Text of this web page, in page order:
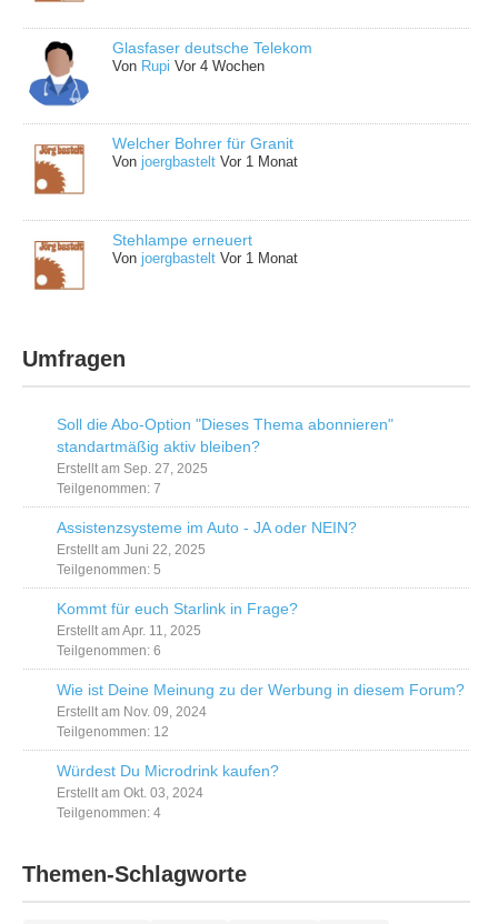
Glasfaser deutsche Telekom
Von Rupi Vor 4 Wochen
Welcher Bohrer für Granit
Vonjoergbastelt Vor 1 Monat
Stehlampe erneuert
Vonjoergbastelt Vor 1 Monat
Umfragen
Soll die Abo-Option "Dieses Thema abonnieren"
standartmäßig aktiv bleiben?
Erstellt am Sep. 27, 2025
Teilgenommen: 7
Assistenzsysteme im Auto - JA oder NEIN?
Erstellt am Juni 22, 2025
Teilgenommen: 5
Kommt für euch Starlink in Frage?
Erstellt am Apr. 11, 2025
Teilgenommen: 6
Wie ist Deine Meinung zu der Werbung in diesem Forum?
Erstellt am Nov. 09, 2024
Teilgenommen: 12
Würdest Du Microdrink kaufen?
Erstellt am Okt. 03, 2024
Teilgenommen: 4
Themen-Schlagworte